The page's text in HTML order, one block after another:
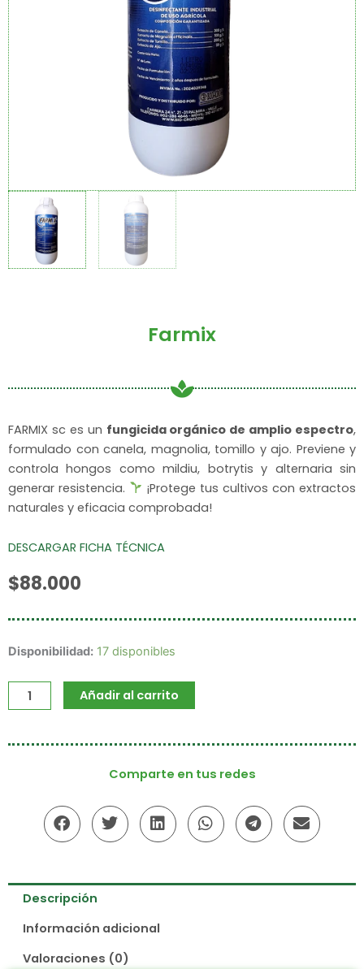
Farmix
FARMIX sc es un fungicida orgánico de amplio espectro,
formulado con canela, magnolia, tomillo y ajo. Previene y
controla hongos como mildiu, botrytis y alternaria sin
generar resistencia.
¡Protege tus cultivos con extractos
naturales y eficacia comprobada!
DESCARGAR FICHA TÉCNICA
$88.000
Disponibilidad: 17 disponibles
Farmix
Añadir al carrito
Comparte en tus redes
Descripción
Información adicional
Valoraciones (0)